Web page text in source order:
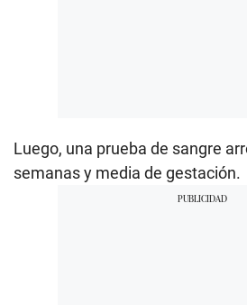
Luego, una prueba de sangre
semanas y media de gestación.